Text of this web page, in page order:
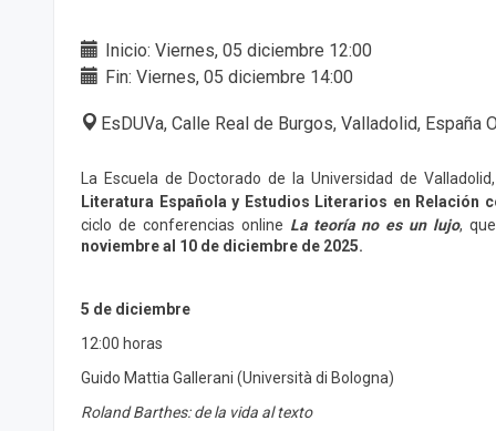
Inicio: Viernes, 05 diciembre 12:00
Fin: Viernes, 05 diciembre 14:00
EsDUVa, Calle Real de Burgos, Valladolid, España
La Escuela de Doctorado de la Universidad de
Literatura Española y Estudios Literarios en Relación
ciclo de conferencias online La teoría no es un lujo,
noviembre al 10 de diciembre de 2025.
5 de diciembre
12:00 horas
Guido Mattia Gallerani (Università di Bologna)
Roland Barthes: de la vida al texto